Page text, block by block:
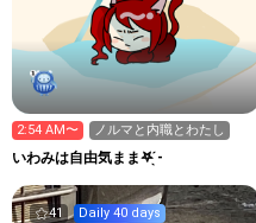
2:54 AM〜 ノルマと内職とわたし
いわみは自由気まま𖤐 ̖́-‬
41 Daily 40 days